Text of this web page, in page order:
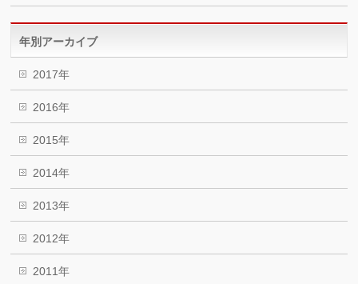
年別アーカイブ
2017年
2016年
2015年
2014年
2013年
2012年
2011年